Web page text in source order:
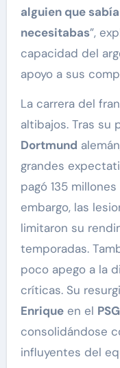
alguien que
necesitabas”,
capacidad del
apoyo a sus
La carrera del
altibajos. Tras su
Dortmund
grandes
pagó 135
embargo, las
limitaron su
temporadas.
poco apego a la
críticas. Su
Enriqueen el PSG
consolidándose
influyentes del